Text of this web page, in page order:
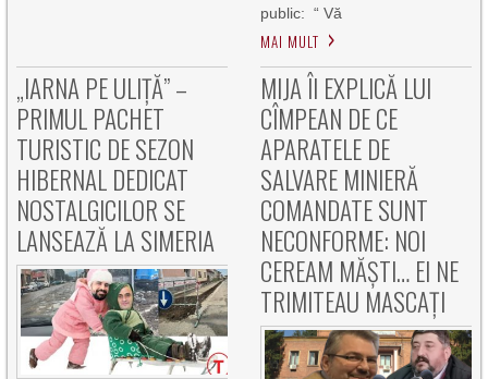
public: “ Vă
MAI MULT
„IARNA PE ULIȚĂ” –
PRIMUL PACHET
TURISTIC DE SEZON
HIBERNAL DEDICAT
NOSTALGICILOR SE
LANSEAZĂ LA SIMERIA
MIJA ÎI EXPLICĂ LUI
CÎMPEAN DE CE
APARATELE DE
SALVARE MINIERĂ
COMANDATE SUNT
NECONFORME: NOI
CEREAM MĂȘTI… EI NE
TRIMITEAU MASCAȚI